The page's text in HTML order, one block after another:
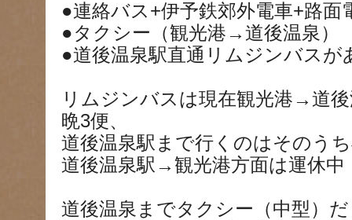
●連絡バス+伊予鉄郊外電車+路面
●タクシー（観光港→道後温泉）
●道後温泉駅直通リムジンバスが
リムジンバスは現在観光港→道
晩3便、
道後温泉駅まで行くのはそのう
道後温泉駅→観光港方面は運休中
道後温泉までタクシー（中型）